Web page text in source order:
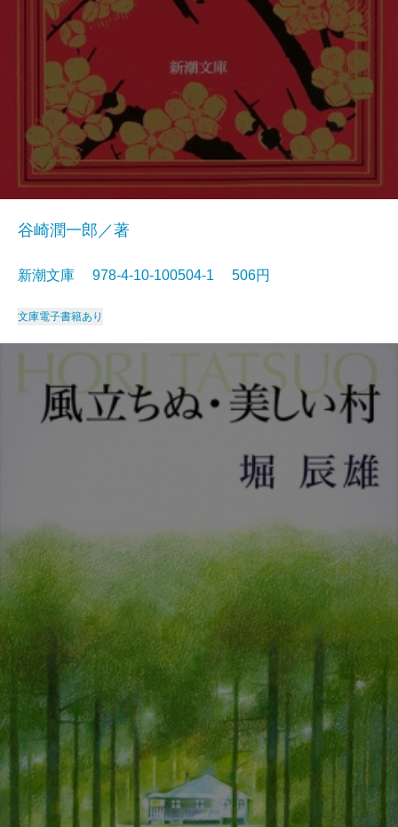
谷崎潤一郎／著
新潮文庫 978-4-10-100504-1 506円
文庫電子書籍あり